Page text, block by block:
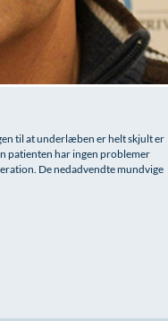
til at underlæben er helt skjult er
patienten har ingen problemer
De nedadvendte mundvige